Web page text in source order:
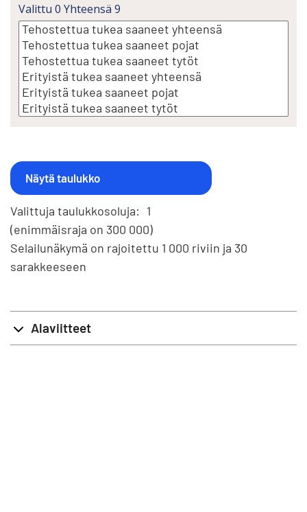
Valittu 0 Yhteensä 9
Valittuja taulukkosoluja: 1
(enimmäisraja on 300 000)
Selailunäkymä on rajoitettu 1 000 riviin ja 30
sarakkeeseen
Alaviitteet